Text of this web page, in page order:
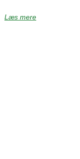
Læs mere